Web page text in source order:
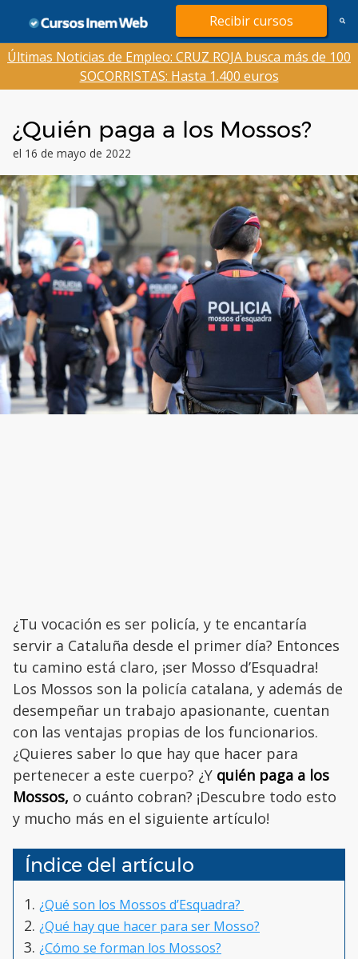
contenido
Recibir cursos
Últimas Noticias de Empleo: CRUZ ROJA busca más de 100
SOCORRISTAS: Hasta 1.400 euros
¿Quién paga a los Mossos?
el 16 de mayo de 2022
¿Tu vocación es ser policía, y te encantaría
servir a Cataluña desde el primer día? Entonces
tu camino está claro, ¡ser Mosso d’Esquadra!
Los Mossos son la policía catalana, y además de
desempeñar un trabajo apasionante, cuentan
con las ventajas propias de los funcionarios.
¿Quieres saber lo que hay que hacer para
pertenecer a este cuerpo? ¿Y quién paga a los
Mossos, o cuánto cobran? ¡Descubre todo esto
y mucho más en el siguiente artículo!
Índice del artículo
¿Qué son los Mossos d’Esquadra?
¿Qué hay que hacer para ser Mosso?
¿Cómo se forman los Mossos?